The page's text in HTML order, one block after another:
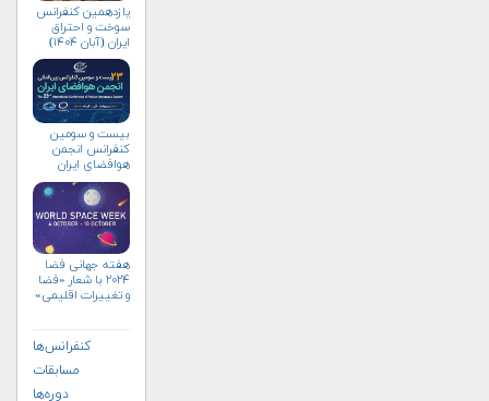
یازدهمین کنفرانس
سوخت و احتراق
ایران (آبان‌ ۱۴۰۴)
بیست و سومین
کنفرانس انجمن
هوافضای ايران
هفته جهانی فضا
۲۰۲۴ با شعار «فضا
و تغییرات اقلیمی»
کنفرانس‌ها
مسابقات
دوره‌ها